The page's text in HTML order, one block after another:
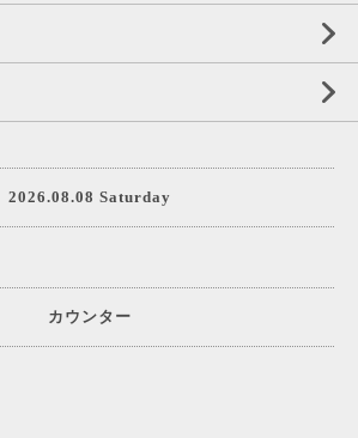
2026.08.08 Saturday
カウンター